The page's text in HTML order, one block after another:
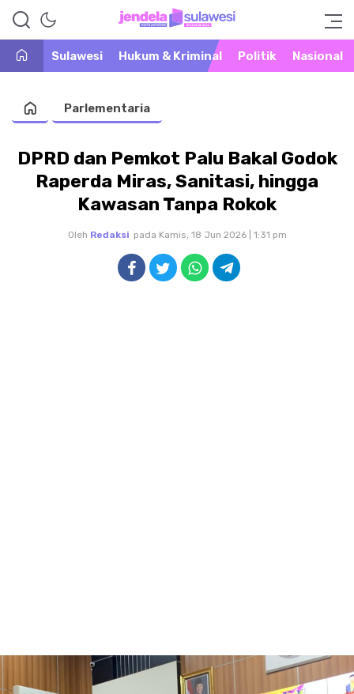
Jendela Sulawesi
Warta Peristiwa di Khatulistiwa
Sulawesi
Hukum & Kriminal Politik Nasional
Parlementaria
DPRD dan Pemkot Palu Bakal Godok
Raperda Miras, Sanitasi, hingga
Kawasan Tanpa Rokok
Oleh Redaksi pada Kamis, 18 Jun 2026 | 1:31 pm